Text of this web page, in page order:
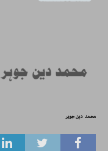
محمد دین جوہر